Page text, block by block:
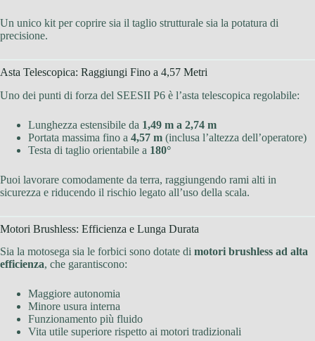
Un unico kit per coprire sia il taglio strutturale sia la potatura di
precisione.
Asta Telescopica: Raggiungi Fino a 4,57 Metri
Uno dei punti di forza del SEESII P6 è l’asta telescopica regolabile:
Lunghezza estensibile da 1,49 m a 2,74 m
Portata massima fino a 4,57 m (inclusa l’altezza dell’operatore)
Testa di taglio orientabile a 180°
Puoi lavorare comodamente da terra, raggiungendo rami alti in
sicurezza e riducendo il rischio legato all’uso della scala.
Motori Brushless: Efficienza e Lunga Durata
Sia la motosega sia le forbici sono dotate di motori brushless ad alta
efficienza, che garantiscono:
Maggiore autonomia
Minore usura interna
Funzionamento più fluido
Vita utile superiore rispetto ai motori tradizionali